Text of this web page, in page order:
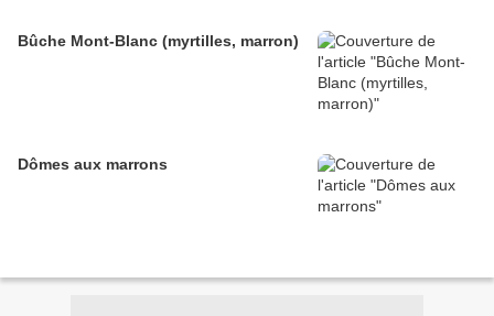
Bûche Mont-Blanc (myrtilles, marron)
Dômes aux marrons